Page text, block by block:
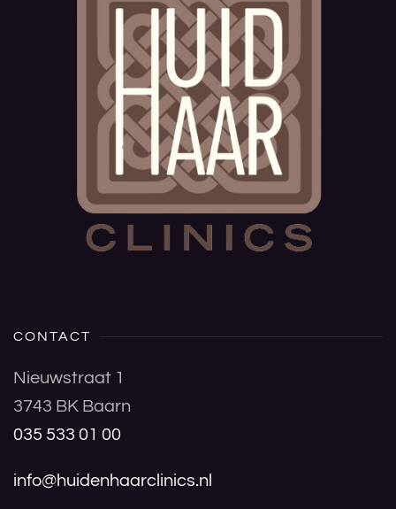
CONTACT
Nieuwstraat 1
3743 BK Baarn
035 533 01 00
info@huidenhaarclinics.nl